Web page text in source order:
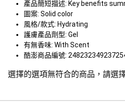
產品簡短描述: Key benefits
圖案: Solid color
風格/款式: Hydrating
護膚產品劑型: Gel
有無香味: With Scent
酷澎商品編號:
選擇的選項無符合的商品，請選